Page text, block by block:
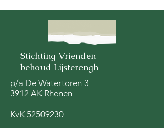
Stichting Vrienden
behoud Lijsterengh
p/a De Watertoren 3
3912 AK Rhenen
KvK 52509230